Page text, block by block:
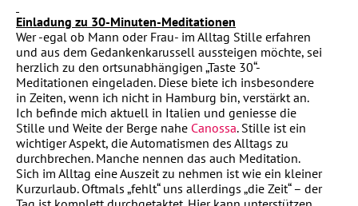
Einladung zu 30-Minuten-Meditationen
Wer -egal ob Mann oder Frau- im Alltag Stille erfahren
und aus dem Gedankenkarussell aussteigen möchte, sei
herzlich zu den ortsunabhängigen „Taste 30“-
Meditationen eingeladen. Diese biete ich insbesondere
in Zeiten, wenn ich nicht in Hamburg bin, verstärkt an.
Ich befinde mich aktuell in Italien und geniesse die
Stille und Weite der Berge nahe Canossa. Stille ist ein
wichtiger Aspekt, die Automatismen des Alltags zu
durchbrechen. Manche nennen das auch Meditation.
Sich im Alltag eine Auszeit zu nehmen ist wie ein kleiner
Kurzurlaub. Oftmals „fehlt“ uns allerdings „die Zeit“ – der